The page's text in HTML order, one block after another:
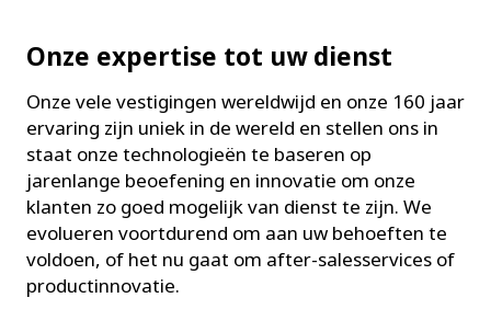
Onze expertise tot uw dienst
Onze vele vestigingen wereldwijd en onze 160 jaar
ervaring zijn uniek in de wereld en stellen ons in
staat onze technologieën te baseren op
jarenlange beoefening en innovatie om onze
klanten zo goed mogelijk van dienst te zijn. We
evolueren voortdurend om aan uw behoeften te
voldoen, of het nu gaat om after-salesservices of
productinnovatie.